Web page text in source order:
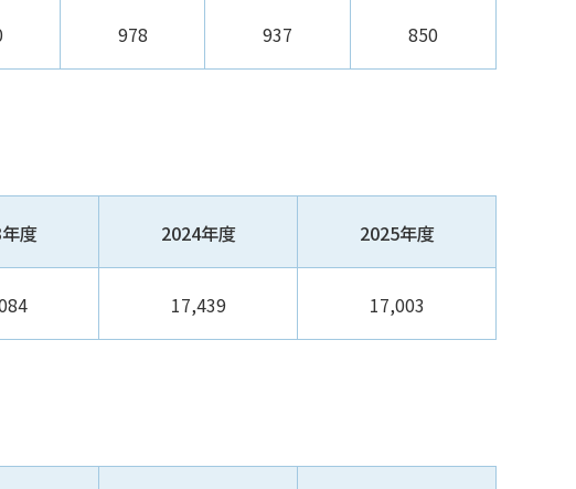
978 937 850
度 2024年度 2025年度
17,439 17,003